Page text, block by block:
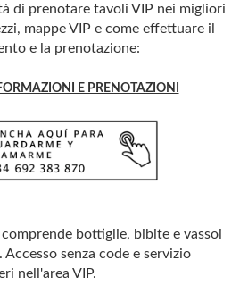
di prenotare tavoli VIP nei migliori
mappe VIP e come effettuare il
e la prenotazione:
E PRENOTAZIONI
comprende bottiglie, bibite e vassoi
senza code e servizio
nell'area VIP.